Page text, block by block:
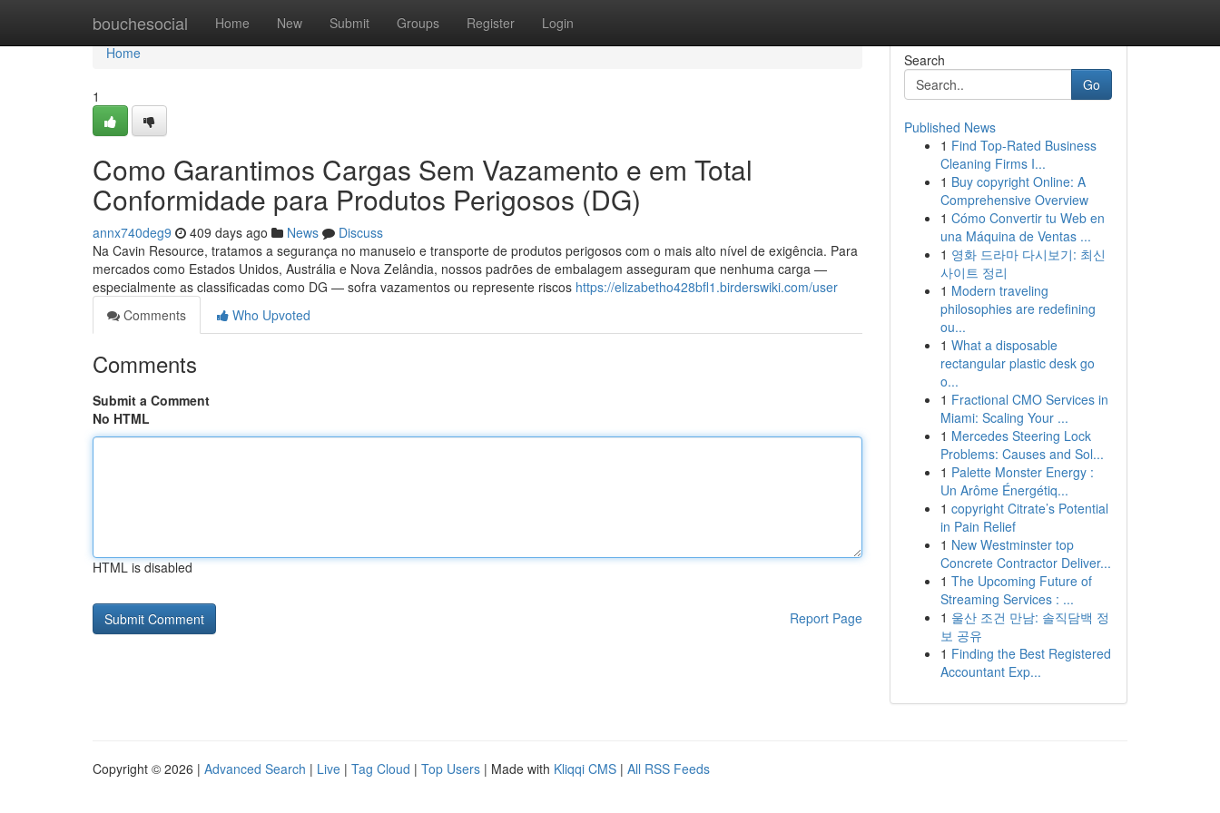
bouchesocial Home New Submit Groups Register Login
Home
Home
1
Como Garantimos Cargas Sem Vazamento e em Total
Conformidade para Produtos Perigosos (DG)
annx740deg9 409 days ago News
Discuss
Na Cavin Resource, tratamos a segurança no manuseio e transporte de produtos perigosos com o mais alto nível de exigência. Para
mercados como Estados Unidos, Austrália e Nova Zelândia, nossos padrões de embalagem asseguram que nenhuma carga —
especialmente as classificadas como DG — sofra vazamentos ou represente riscos https://elizabetho428bfl1.birderswiki.com/user
Comments
Who Upvoted
Comments
Submit a Comment
No HTML
HTML is disabled
Report Page
Search
Go
Published News
1 Find Top-Rated Business
Cleaning Firms I...
1 Buy copyright Online: A
Comprehensive Overview
1 Cómo Convertir tu Web en
una Máquina de Ventas ...
1 영화 드라마 다시보기: 최신
사이트 정리
1 Modern traveling
philosophies are redefining
ou...
1 What a disposable
rectangular plastic desk go
o...
1 Fractional CMO Services in
Miami: Scaling Your ...
1 Mercedes Steering Lock
Problems: Causes and Sol...
1 Palette Monster Energy :
Un Arôme Énergétiq...
1 copyright Citrate’s Potential
in Pain Relief
1 New Westminster top
Concrete Contractor Deliver...
1 The Upcoming Future of
Streaming Services : ...
1 울산 조건 만남: 솔직담백 정
보 공유
1 Finding the Best Registered
Accountant Exp...
Copyright © 2026 | Advanced Search | Live | Tag Cloud | Top Users | Made with Kliqqi CMS | All RSS Feeds